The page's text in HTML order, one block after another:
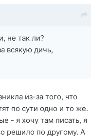
не так ли?
всякую дичь,
из-за того, что
по сути одно и то же.
- я хочу там писать, я
решило по другому. А